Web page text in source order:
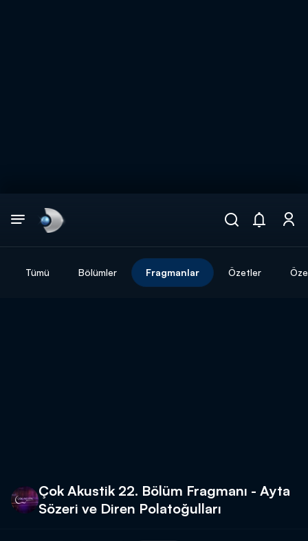
Tümü Bölümler Fragmanlar Özetler
Çok Akustik 22. Bölüm Fragmanı - Ayta
Sözeri ve Diren Polatoğulları